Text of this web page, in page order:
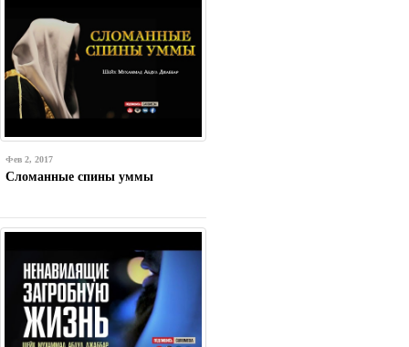
Фев 2, 2017
Сломанные спины уммы